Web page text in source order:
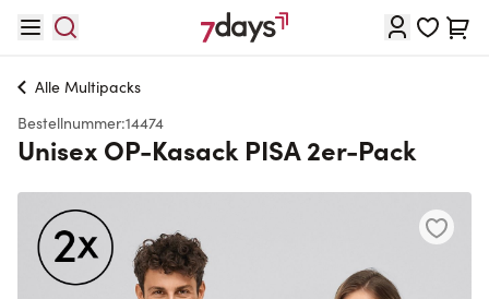
Alle Multipacks
Bestellnummer:14474
Unisex OP-Kasack PISA 2er-Pack